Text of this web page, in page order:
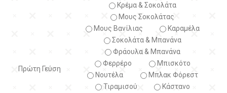
Πρώτη Γεύση
Κρέμα & Σοκολάτα
Μους Σοκολάτας
Μους Βανίλιας
Καραμέλα
Σοκολάτα & Μπανάνα
Φράουλα & Μπανάνα
Φερρέρο
Μπισκότο
Νουτέλα
Μπλακ Φόρεστ
Τιραμισού
Κάστανο